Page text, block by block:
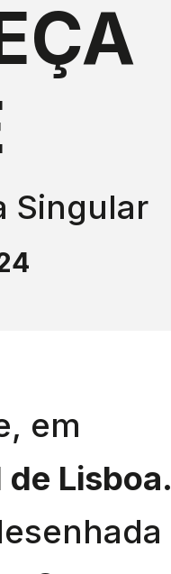
Singular
em
Lisboa.